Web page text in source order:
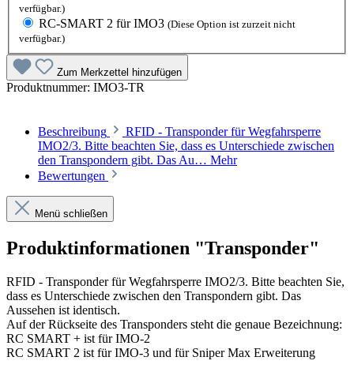
verfügbar.)
RC-SMART 2 für IMO3 (Diese Option ist zurzeit nicht
verfügbar.)
Zum Merkzettel hinzufügen
Produktnummer: IMO3-TR
Beschreibung
RFID - Transponder für Wegfahrsperre
IMO2/3. Bitte beachten Sie, dass es Unterschiede zwischen
den Transpondern gibt. Das Au… Mehr
Bewertungen
Menü schließen
Produktinformationen "Transponder"
RFID - Transponder für Wegfahrsperre IMO2/3. Bitte beachten Sie,
dass es Unterschiede zwischen den Transpondern gibt. Das
Aussehen ist identisch.
Auf der Rückseite des Transponders steht die genaue Bezeichnung:
RC SMART + ist für IMO-2
RC SMART 2 ist für IMO-3 und für Sniper Max Erweiterung